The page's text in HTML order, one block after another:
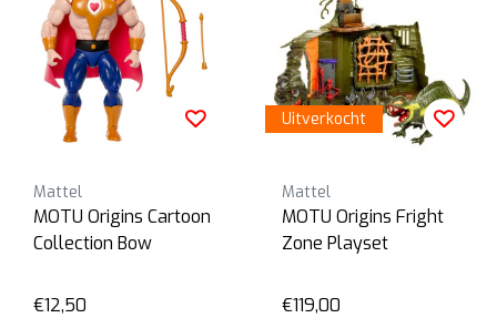
Mattel
MOTU Origins Cartoon
Collection Bow
€12,50
Uitverkocht
Mattel
MOTU Origins Fright
Zone Playset
€119,00